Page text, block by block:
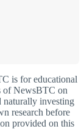
is for educational
of NewsBTC on
naturally investing
research before
provided on this